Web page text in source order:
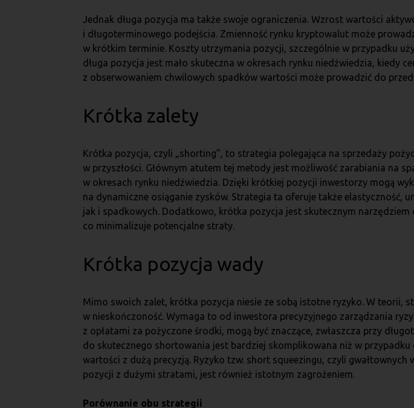
Jednak długa pozycja ma także swoje ograniczenia. Wzrost wartości
i długoterminowego podejścia. Zmienność rynku kryptowalut może
w krótkim terminie. Koszty utrzymania pozycji, szczególnie w przypadku
długa pozycja jest mało skuteczna w okresach rynku niedźwiedzia, kiedy
z obserwowaniem chwilowych spadków wartości może prowadzić do
Krótka zalety
Krótka pozycja, czyli „shorting”, to strategia polegająca na sprzedaży
w przyszłości. Głównym atutem tej metody jest możliwość zarabiania na
w okresach rynku niedźwiedzia. Dzięki krótkiej pozycji inwestorzy mogą
na dynamiczne osiąganie zysków. Strategia ta oferuje także
jak i spadkowych. Dodatkowo, krótka pozycja jest skutecznym
co minimalizuje potencjalne straty.
Krótka pozycja wady
Mimo swoich zalet, krótka pozycja niesie ze sobą istotne ryzyko. W teorii,
w nieskończoność. Wymaga to od inwestora precyzyjnego zarządzania
z opłatami za pożyczone środki, mogą być znaczące, zwłaszcza przy
do skutecznego shortowania jest bardziej skomplikowana niż w
wartości z dużą precyzją. Ryzyko tzw. short squeezingu, czyli
pozycji z dużymi stratami, jest również istotnym zagrożeniem.
Porównanie obu strategii